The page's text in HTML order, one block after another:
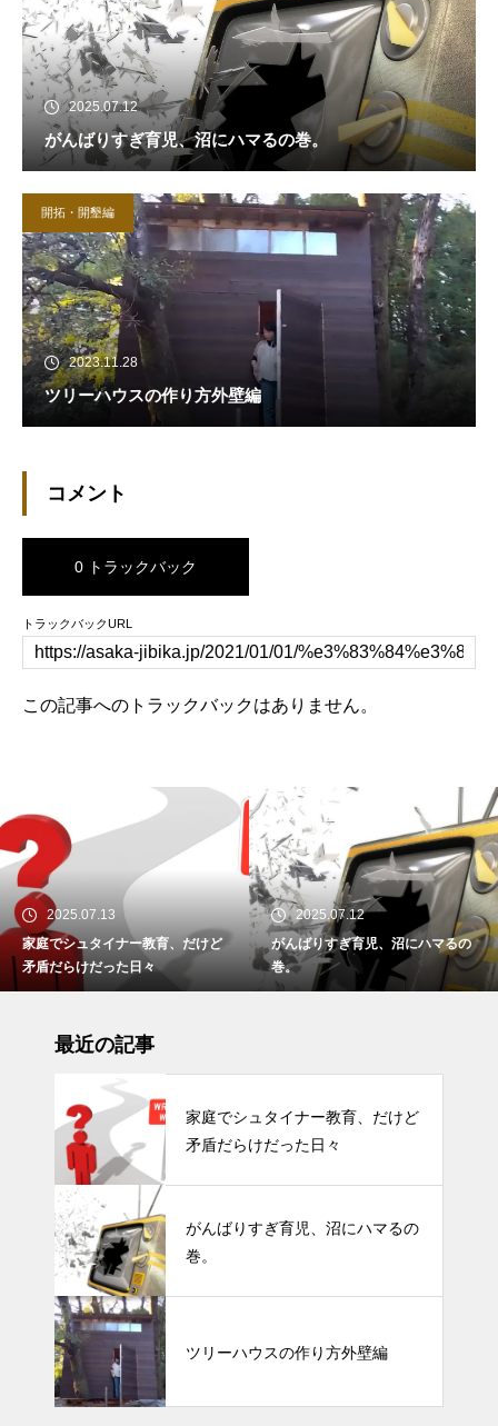
2025.07.12
がんばりすぎ育児、沼にハマるの巻。
開拓・開墾編
2023.11.28
ツリーハウスの作り方外壁編
コメント
0 トラックバック
トラックバックURL
この記事へのトラックバックはありません。
2025.07.12
がんばりすぎ育児、沼にハマるの
巻。
2023.11.28
ツリーハウスの作り方外壁編
最近の記事
家庭でシュタイナー教育、だけど
矛盾だらけだった日々
がんばりすぎ育児、沼にハマるの
巻。
ツリーハウスの作り方外壁編